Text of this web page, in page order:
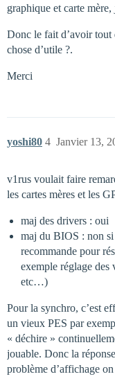
graphique et carte
Donc le fait d’avoir tout
chose d’utile ?.
Merci
yoshi80 Janvier 13,
4
v1rus voulait faire
les cartes mères et les
maj des drivers : oui
maj du BIOS : non
recommande pour
exemple réglage
etc…)
Pour la synchro, c’est
un vieux PES par
« déchire »
jouable. Donc la
problème d’affichage